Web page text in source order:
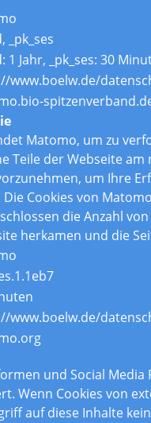
_pk_ses
1 Jahr, _pk_ses: 30
www.boelw.de/
Matomo, um zu
Teile der Webseite
um Ihre
Cookies von
die Anzahl
herkamen und die
www.boelw.de/
und Social
Wenn Cookies von
auf diese Inhalte